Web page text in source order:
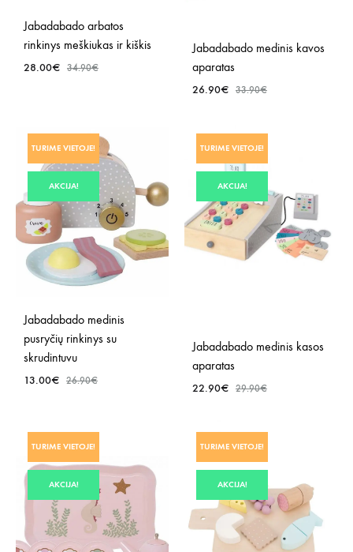
Jabadabado arbatos
rinkinys meškiukas ir kiškis
28.00€ 34.90€
SĄRAŠĄ
Jabadabado medinis kavos
aparatas
26.90€ 33.90€
TURIME VIETOJE!
AKCIJA!
Jabadabado medinis
pusryčių rinkinys su
skrudintuvu
13.00€ 26.90€
TURIME VIETOJE!
AKCIJA!
Jabadabado medinis kasos
aparatas
22.90€ 29.90€
TURIME VIETOJE!
AKCIJA!
TURIME VIETOJE!
AKCIJA!